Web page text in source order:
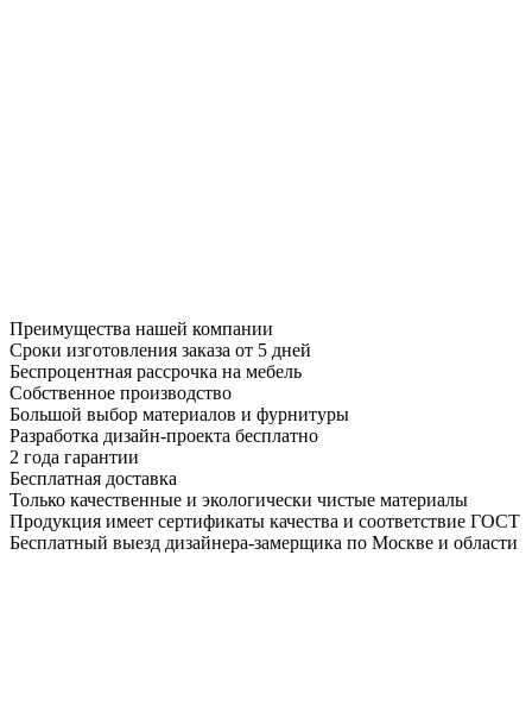
Преимущества нашей компании
Сроки изготовления заказа от 5 дней
Беспроцентная рассрочка на мебель
Собственное производство
Большой выбор материалов и фурнитуры
Разработка дизайн-проекта бесплатно
2 года гарантии
Бесплатная доставка
Только качественные и экологически чистые материалы
Продукция имеет сертификаты качества и соответствие ГОСТ
Бесплатный выезд дизайнера-замерщика по Москве и области